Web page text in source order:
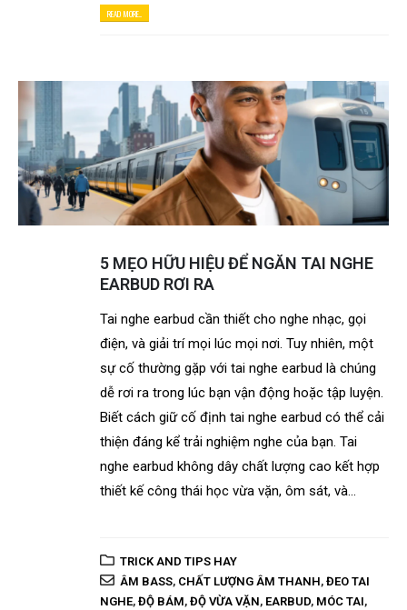
READ MORE...
5 MẸO HỮU HIỆU ĐỂ NGĂN TAI NGHE
EARBUD RƠI RA
Tai nghe earbud cần thiết cho nghe nhạc, gọi
điện, và giải trí mọi lúc mọi nơi. Tuy nhiên, một
sự cố thường gặp với tai nghe earbud là chúng
dễ rơi ra trong lúc bạn vận động hoặc tập luyện.
Biết cách giữ cố định tai nghe earbud có thể cải
thiện đáng kể trải nghiệm nghe của bạn. Tai
nghe earbud không dây chất lượng cao kết hợp
thiết kế công thái học vừa vặn, ôm sát, và...
TRICK AND TIPS HAY
ÂM BASS, CHẤT LƯỢNG ÂM THANH, ĐEO TAI
NGHE, ĐỘ BÁM, ĐỘ VỪA VẶN, EARBUD, MÓC TAI,